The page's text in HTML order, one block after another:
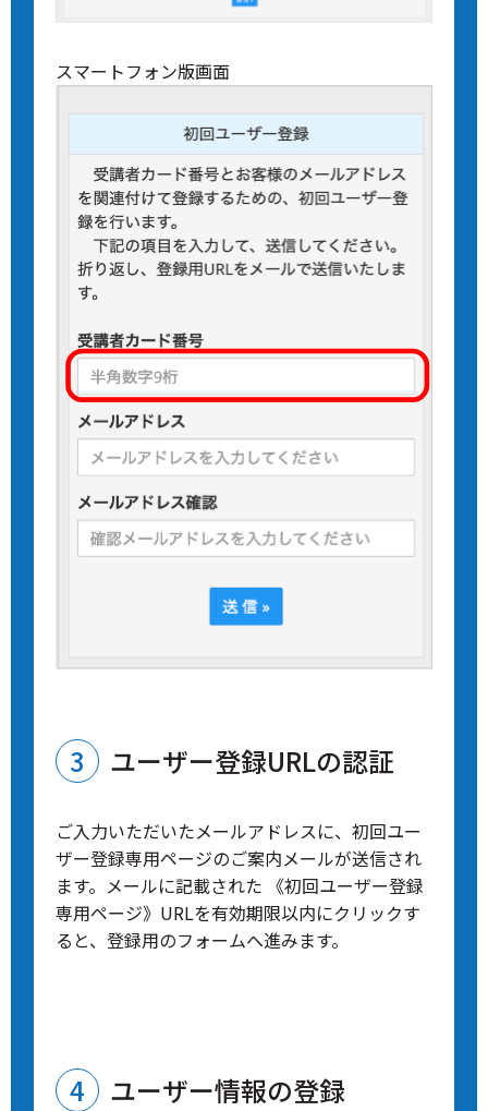
スマートフォン版画面
ユーザー登録URLの認証
ご入力いただいたメールアドレスに、初回ユー
ザー登録専用ページのご案内メールが送信され
ます。メールに記載された 《初回ユーザー登録
専用ページ》URLを有効期限以内にクリックす
ると、登録用のフォームへ進みます。
ユーザー情報の登録